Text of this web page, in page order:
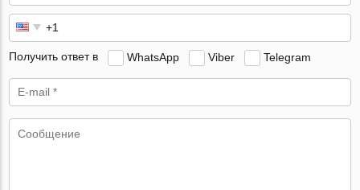
Получить ответ в WhatsApp Viber Telegram